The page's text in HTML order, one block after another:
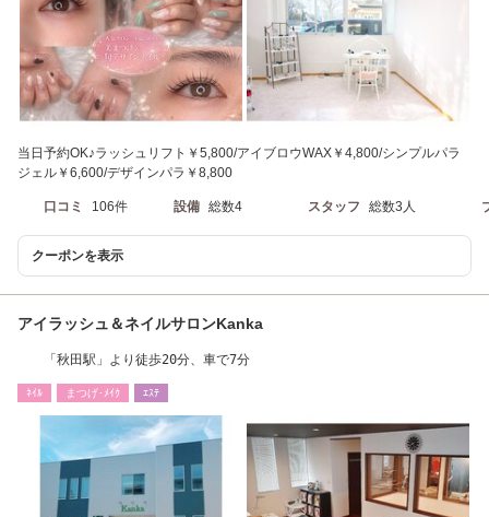
当日予約OK♪ラッシュリフト￥5,800/アイブロウWAX￥4,800/シンプルパラ
ジェル￥6,600/デザインパラ￥8,800
口コミ 106件 設備 総数4 スタッフ 総数3人
クーポンを表示
アイラッシュ＆ネイルサロンKanka
「秋田駅」より徒歩20分、車で7分
ﾈｲﾙ まつげ･ﾒｲｸ ｴｽﾃ